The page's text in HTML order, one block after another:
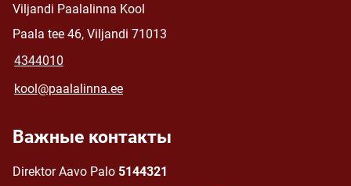
Viljandi Paalalinna Kool
Paala tee 46, Viljandi 71013
4344010
kool@paalalinna.ee
Важные контакты
Direktor Aavo Palo 5144321